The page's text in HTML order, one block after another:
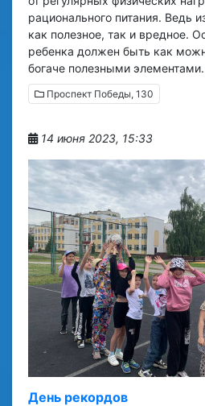
рационального питания. Ведь
как полезное, так и вредное.
ребенка должен быть как
богаче полезными элементами.
Проспект Победы, 130
14 июня 2023, 15:33
День рекордов